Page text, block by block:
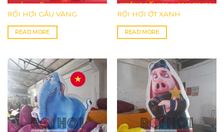
RỐI HƠI GẤU VÀNG
READ MORE
RỐI HƠI ỚT XANH
READ MORE